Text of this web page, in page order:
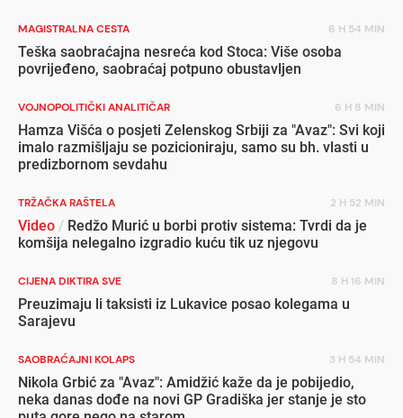
MAGISTRALNA CESTA 6 H 54 MIN
Teška saobraćajna nesreća kod Stoca: Više osoba
povrijeđeno, saobraćaj potpuno obustavljen
VOJNOPOLITIČKI ANALITIČAR 6 H 8 MIN
Hamza Višća o posjeti Zelenskog Srbiji za "Avaz": Svi koji
imalo razmišljaju se pozicioniraju, samo su bh. vlasti u
predizbornom sevdahu
TRŽAČKA RAŠTELA 2 H 52 MIN
Video / Redžo Murić u borbi protiv sistema: Tvrdi da je
komšija nelegalno izgradio kuću tik uz njegovu
CIJENA DIKTIRA SVE 8 H 16 MIN
Preuzimaju li taksisti iz Lukavice posao kolegama u
Sarajevu
SAOBRAĆAJNI KOLAPS 3 H 54 MIN
Nikola Grbić za "Avaz": Amidžić kaže da je pobijedio,
neka danas dođe na novi GP Gradiška jer stanje je sto